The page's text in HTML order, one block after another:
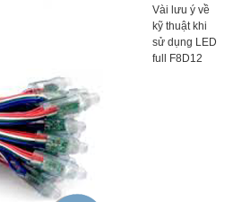
Vài lưu ý về
kỹ thuật khi
sử dụng LED
full F8D12